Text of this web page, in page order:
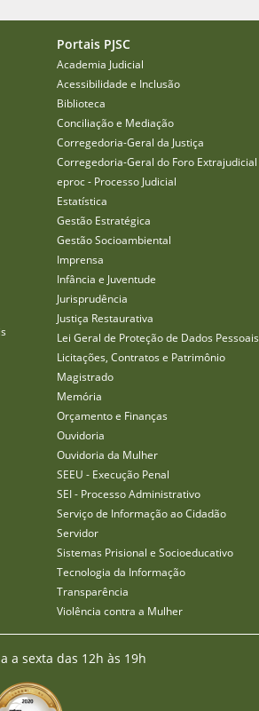
Portais PJSC
Academia Judicial
Acessibilidade e Inclusão
Biblioteca
Conciliação e Mediação
Corregedoria-Geral da Justiça
Corregedoria-Geral do Foro Extrajudicial
eproc - Processo Judicial
Estatística
Gestão Estratégica
Gestão Socioambiental
Imprensa
Infância e Juventude
Jurisprudência
Justiça Restaurativa
Lei Geral de Proteção de Dados Pessoais
Licitações, Contratos e Patrimônio
Magistrado
Memória
Orçamento e Finanças
Ouvidoria
Ouvidoria da Mulher
SEEU - Execução Penal
SEI - Processo Administrativo
Serviço de Informação ao Cidadão
Servidor
Sistemas Prisional e Socioeducativo
Tecnologia da Informação
Transparência
Violência contra a Mulher
a sexta das 12h às 19h